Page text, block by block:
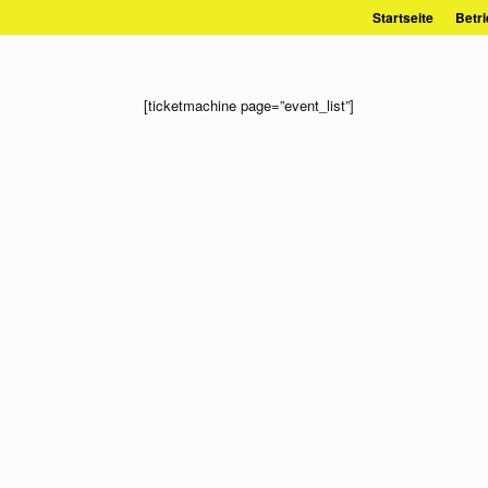
Inhalt
Startseite
[ticketmachine page=”event_list”]